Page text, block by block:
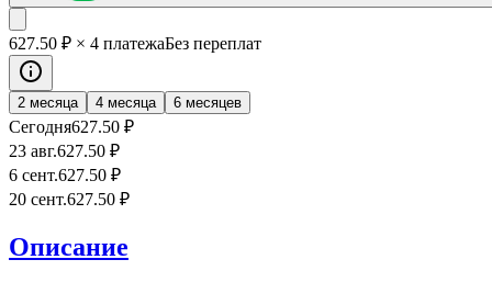
627.50 ₽ × 4 платежаБез переплат
2 месяца 4 месяца 6 месяцев
Сегодня627.50 ₽
23 авг.627.50 ₽
6 сент.627.50 ₽
20 сент.627.50 ₽
Описание